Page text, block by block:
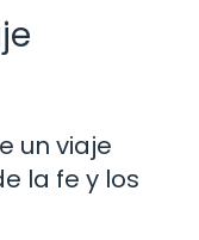
un viaje
la fe y los